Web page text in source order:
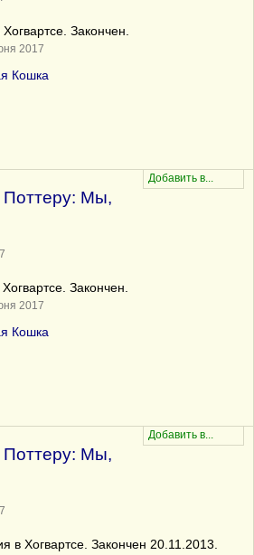
Закончен.
2017
Кошка
Поттеру: Мы,
Закончен.
2017
Кошка
Поттеру: Мы,
в Хогвартсе. Закончен 20.11.2013.